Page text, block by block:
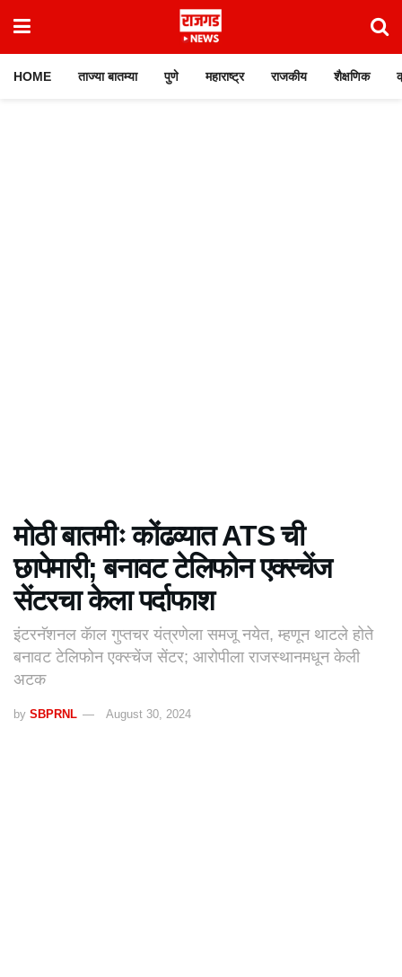
HOME ताज्या बातम्या पुणे महाराष्ट्र राजकीय शैक्षणिक
मोठी बातमीः कोंढव्यात ATS ची
छापेमारी; बनावट टेलिफोन एक्स्चेंज
सेंटरचा केला पर्दाफाश
इंटरनॅशनल कॅाल गुप्तचर यंत्रणेला समजू नयेत, म्हणून थाटले होते
बनावट टेलिफोन एक्स्चेंज सेंटर; आरोपीला राजस्थानमधून केली
अटक
by SBPRNL August 30, 2024